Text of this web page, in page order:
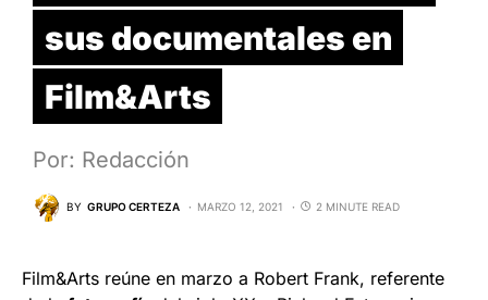
sus documentales en
Film&Arts
Por: Redacción
BY GRUPO CERTEZA MARZO 12, 2021 2 MINUTE READ
Film&Arts reúne en marzo a Robert Frank, referente